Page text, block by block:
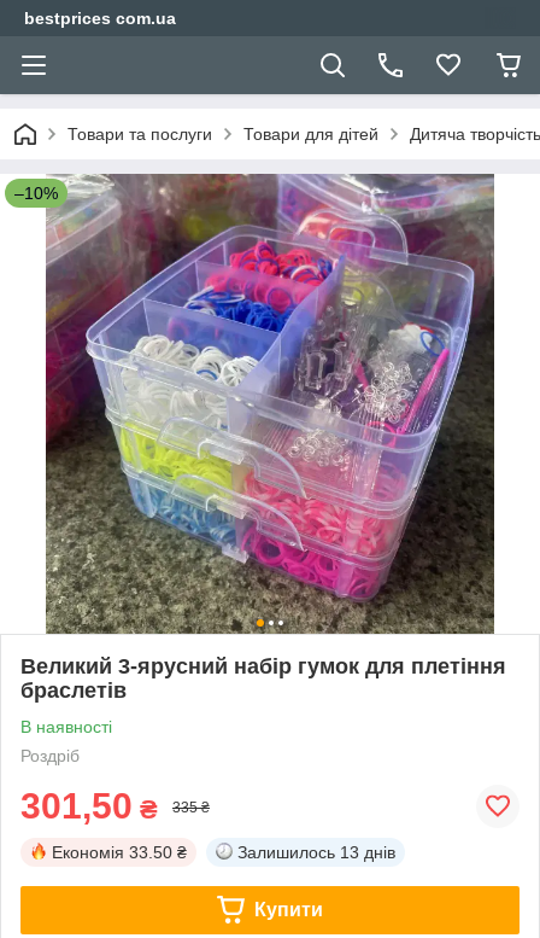
bestprices com.ua
Товари та послуги Товари для дітей Дитяча творчість
–10%
Великий 3-ярусний набір гумок для плетіння
браслетів
В наявності
Роздріб
301,50 ₴ 335 ₴
Економія 33.50 ₴ Залишилось 13 днів
Купити